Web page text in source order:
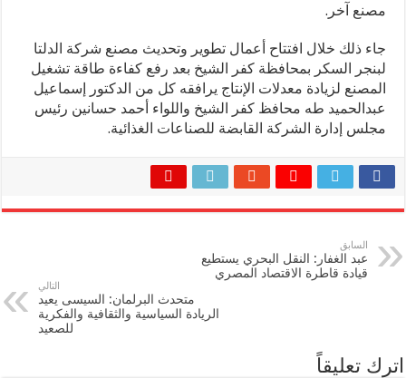
مصنع آخر.
جاء ذلك خلال افتتاح أعمال تطوير وتحديث مصنع شركة الدلتا
لبنجر السكر بمحافظة كفر الشيخ بعد رفع كفاءة طاقة تشغيل
المصنع لزيادة معدلات الإنتاج يرافقه كل من الدكتور إسماعيل
عبدالحميد طه محافظ كفر الشيخ واللواء أحمد حسانين رئيس
مجلس إدارة الشركة القابضة للصناعات الغذائية.
السابق
عبد الغفار: النقل البحري يستطيع
قيادة قاطرة الاقتصاد المصري
التالي
متحدث البرلمان: السيسى يعيد
الريادة السياسية والثقافية والفكرية
للصعيد
اترك تعليقاً